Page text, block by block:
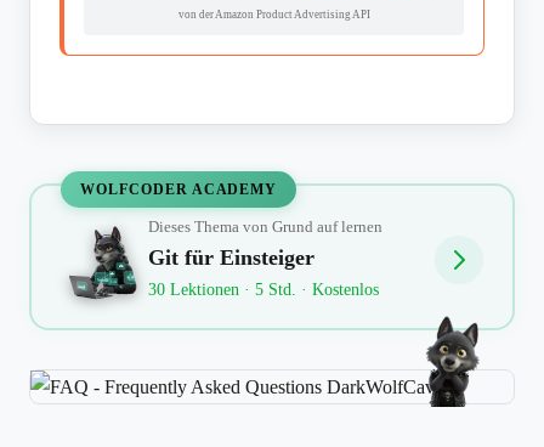
von der Amazon Product Advertising API
WOLFCODER ACADEMY
Dieses Thema von Grund auf lernen
Git für Einsteiger
30 Lektionen · 5 Std. · Kostenlos